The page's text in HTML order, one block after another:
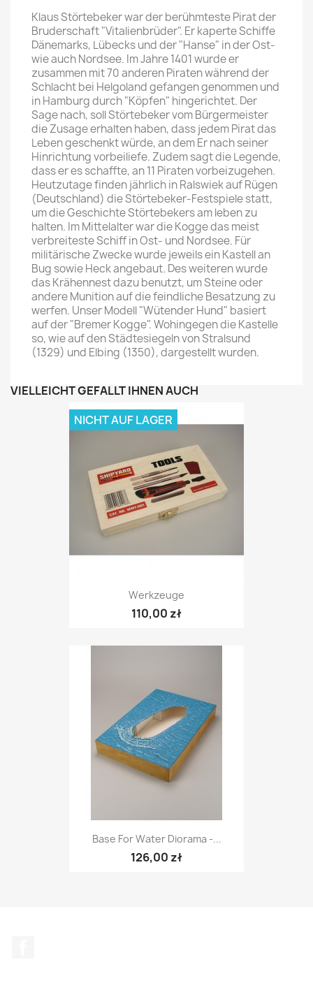
Klaus Störtebeker war der berühmteste Pirat der
Bruderschaft "Vitalienbrüder". Er kaperte Schiffe
Dänemarks, Lübecks und der "Hanse" in der Ost-
wie auch Nordsee. Im Jahre 1401 wurde er
zusammen mit 70 anderen Piraten während der
Schlacht bei Helgoland gefangen genommen und
in Hamburg durch "Köpfen" hingerichtet. Der
Sage nach, soll Störtebeker vom Bürgermeister
die Zusage erhalten haben, dass jedem Pirat das
Leben geschenkt würde, an dem Er nach seiner
Hinrichtung vorbeiliefe. Zudem sagt die Legende,
dass er es schaffte, an 11 Piraten vorbeizugehen.
Heutzutage finden jährlich in Ralswiek auf Rügen
(Deutschland) die Störtebeker-Festspiele statt,
um die Geschichte Störtebekers am leben zu
halten. Im Mittelalter war die Kogge das meist
verbreiteste Schiff in Ost- und Nordsee. Für
militärische Zwecke wurde jeweils ein Kastell an
Bug sowie Heck angebaut. Des weiteren wurde
das Krähennest dazu benutzt, um Steine oder
andere Munition auf die feindliche Besatzung zu
werfen. Unser Modell "Wütender Hund" basiert
auf der "Bremer Kogge". Wohingegen die Kastelle
so, wie auf den Städtesiegeln von Stralsund
(1329) und Elbing (1350), dargestellt wurden.
VIELLEICHT GEFÄLLT IHNEN AUCH
Werkzeuge
110,00 zł
NICHT AUF LAGER
Base For Water Diorama -...
126,00 zł